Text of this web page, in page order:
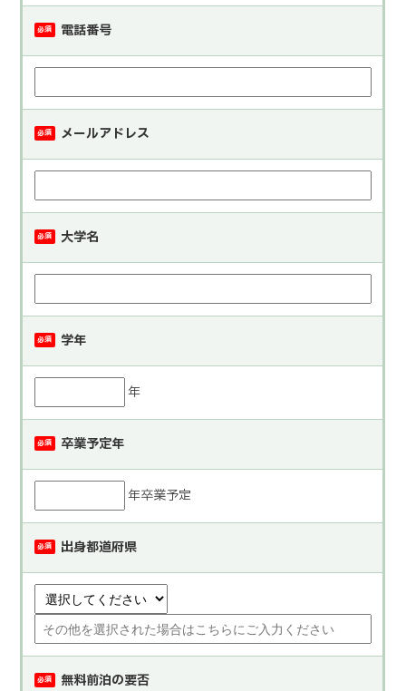
必須 電話番号
必須 メールアドレス
必須 大学名
必須 学年
年
必須 卒業予定年
年卒業予定
必須 出身都道府県
必須 無料前泊の要否